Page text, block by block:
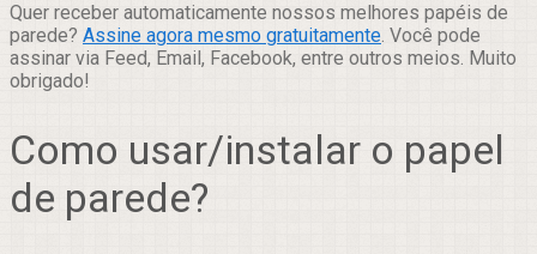
Quer receber automaticamente nossos melhores papéis de
parede? Assine agora mesmo gratuitamente. Você pode
assinar via Feed, Email, Facebook, entre outros meios. Muito
obrigado!
Como usar/instalar o papel
de parede?